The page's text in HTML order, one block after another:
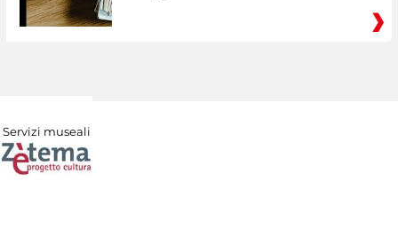
Servizi museali